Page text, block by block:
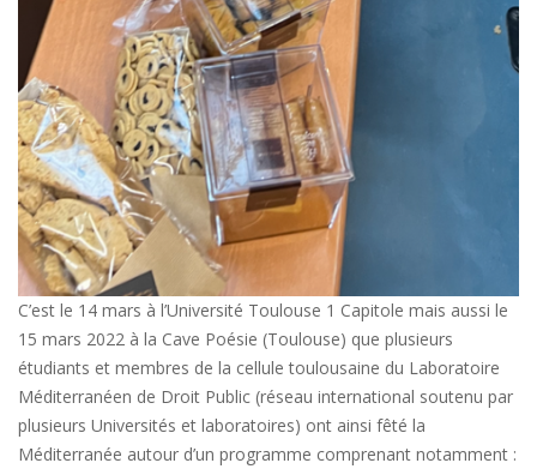
C’est le 14 mars à l’Université Toulouse 1 Capitole mais aussi le
15 mars 2022 à la Cave Poésie (Toulouse) que plusieurs
étudiants et membres de la cellule toulousaine du Laboratoire
Méditerranéen de Droit Public (réseau international soutenu par
plusieurs Universités et laboratoires) ont ainsi fêté la
Méditerranée autour d’un programme comprenant notamment :